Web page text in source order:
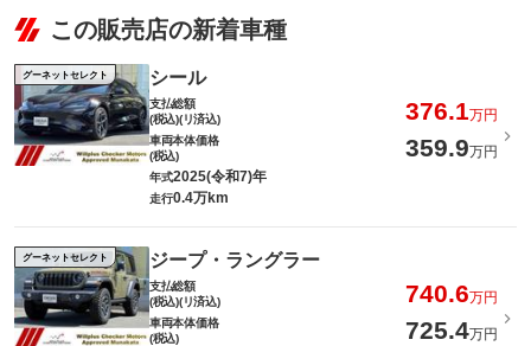
この販売店の新着車種
グーネットセレクト シール
支払総額
(税込)(リ済込)
376.1万円
車両本体価格
(税込)
359.9万円
年式2025(令和7)年
走行0.4万km
グーネットセレクト ジープ・ラングラー
支払総額
(税込)(リ済込)
740.6万円
車両本体価格
(税込)
725.4万円